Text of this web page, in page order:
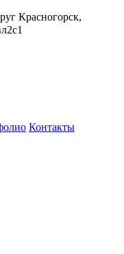
Красногорск,
Контакты